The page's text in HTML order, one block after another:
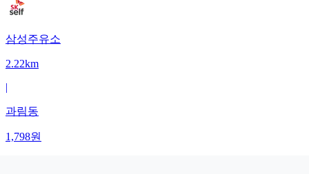
삼성주유소
2.22km
|
과림동
1,798원